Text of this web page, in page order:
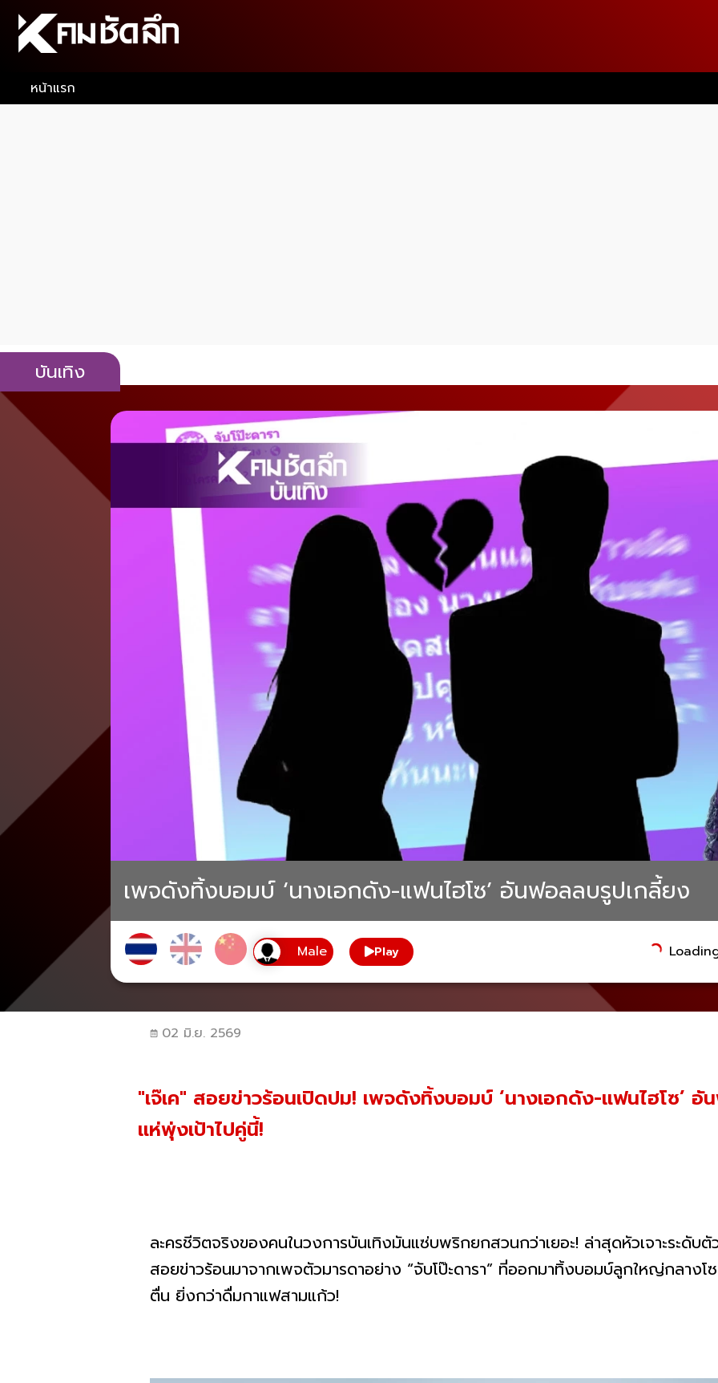
หน้าแรก
บันเทิง
เพจดังทิ้งบอมบ์ ‘นางเอกดัง-แฟนไฮโซ’ อันฟอลลบรูปเกลี้ยง
Play
02 มิ.ย. 2569
"เจ๊เค" สอยข่าวร้อนเปิดปม! เพจดังทิ้งบอมบ์ ‘นางเอกดัง-แฟนไฮโซ’
แห่พุ่งเป้าไปคู่นี้!
ละครชีวิตจริงของคนในวงการบันเทิงมันแซ่บพริกยกสวนกว่าเยอะ! ล่าสุดหัวเจาะระดับ
สอยข่าวร้อนมาจากเพจตัวมารดาอย่าง “จับโป๊ะดารา” ที่ออกมาทิ้งบอมบ์ลูกใหญ่กลางโ
ตื่น ยิ่งกว่าดื่มกาแฟสามแก้ว!